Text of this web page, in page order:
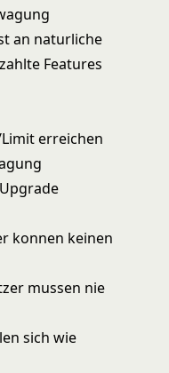
an naturliche
Features
erreichen
konnen keinen
mussen nie
sich wie